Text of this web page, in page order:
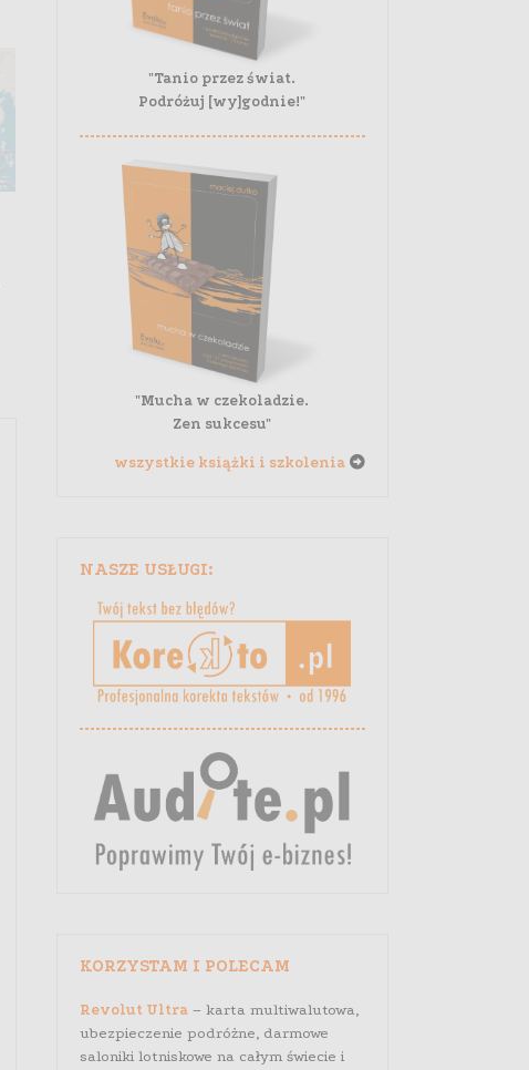
"Tanio przez świat.
Podróżuj [wy]godnie!"
"Mucha w czekoladzie.
Zen sukcesu"
wszystkie książki i szkolenia
NASZE USŁUGI:
KORZYSTAM I POLECAM
Revolut Ultra– karta multiwalutowa,
ubezpieczenie podróżne, darmowe
saloniki lotniskowe na całym świecie i